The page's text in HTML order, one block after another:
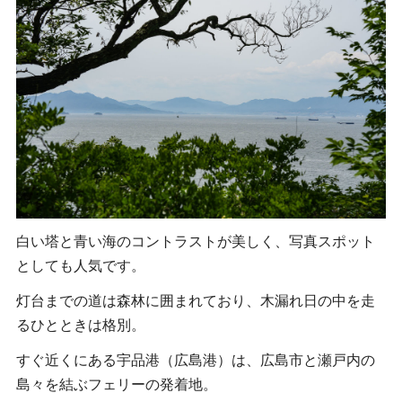
白い塔と青い海のコントラストが美しく、写真スポット
としても人気です。
灯台までの道は森林に囲まれており、木漏れ日の中を走
るひとときは格別。
すぐ近くにある宇品港（広島港）は、広島市と瀬戸内の
島々を結ぶフェリーの発着地。